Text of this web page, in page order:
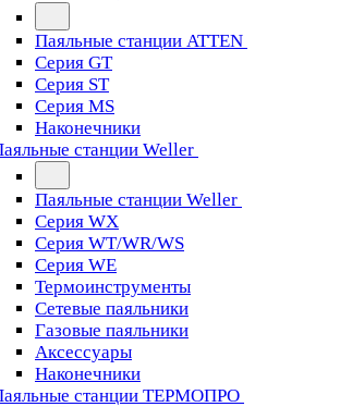
Паяльные станции ATTEN
Серия GT
Серия ST
Серия MS
Наконечники
станции Weller
Паяльные станции Weller
Серия WX
Серия WT/WR/WS
Серия WE
Термоинструменты
Сетевые паяльники
Газовые паяльники
Аксессуары
Наконечники
станции ТЕРМОПРО